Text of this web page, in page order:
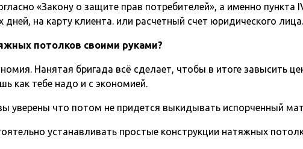
«Закону о защите прав потребителей», а именно пункта
на карту клиента. или расчетный счет юридического лица.
потолков своими руками?
Нанятая бригада всё сделает, чтобы в итоге завысить
как тебе надо и с экономией.
уверены что потом не придется выкидывать испорченный
устанавливать простые конструкции натяжных